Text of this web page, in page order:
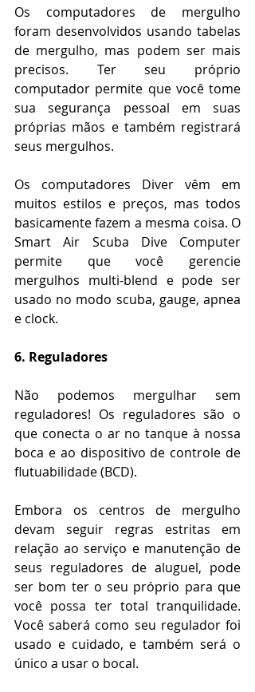
Os computadores de mergulho
foram desenvolvidos usando tabelas
de mergulho, mas podem ser mais
precisos. Ter seu próprio
computador permite que você tome
sua segurança pessoal em suas
próprias mãos e também registrará
seus mergulhos.
Os computadores Diver vêm em
muitos estilos e preços, mas todos
basicamente fazem a mesma coisa. O
Smart Air Scuba Dive Computer
permite que você gerencie
mergulhos multi-blend e pode ser
usado no modo scuba, gauge, apnea
e clock.
6. Reguladores
Não podemos mergulhar sem
reguladores! Os reguladores são o
que conecta o ar no tanque à nossa
boca e ao dispositivo de controle de
flutuabilidade (BCD).
Embora os centros de mergulho
devam seguir regras estritas em
relação ao serviço e manutenção de
seus reguladores de aluguel, pode
ser bom ter o seu próprio para que
você possa ter total tranquilidade.
Você saberá como seu regulador foi
usado e cuidado, e também será o
único a usar o bocal.